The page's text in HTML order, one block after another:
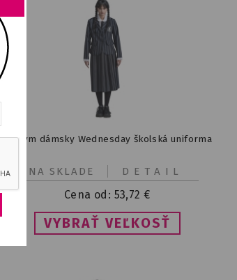
Kostým dámsky Wednesday školská uniforma
Cena od: 53,72 €
VYBRAŤ VEĽKOSŤ
DETAIL
NA SKLADE